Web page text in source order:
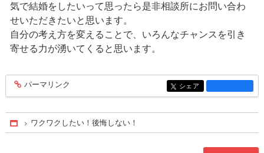
気で結婚をしたいって思ったら是非相談所にお問い合わ
せいただきたいと思います。
自分の考え方を変えることで、いろんなチャンスを引き
寄せる力が湧いてくると思います。
entry1414
パーマリンク entry1414
シェア
Home
ワクワクしたい！後悔しない！